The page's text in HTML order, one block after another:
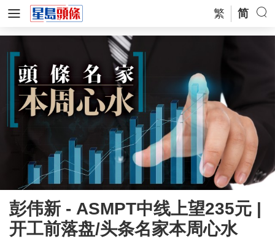
繁 简
彭伟新 - ASMPT中线上望235元 |
开工前落盘/头条名家本周心水